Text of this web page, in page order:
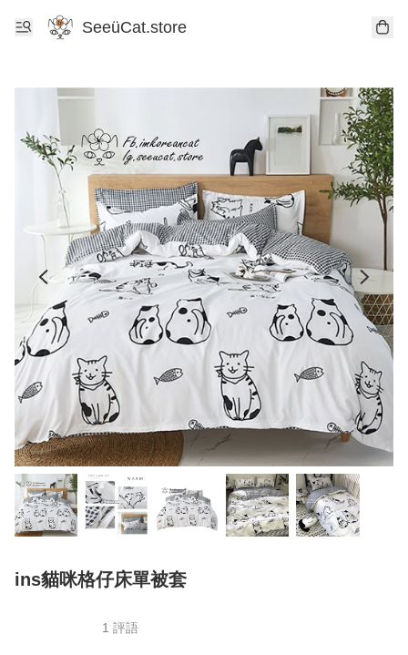
SeeüCat.store
ins貓咪格仔床單被套
1 評語